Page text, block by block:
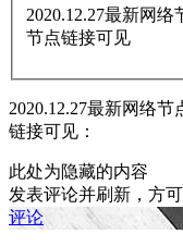
2020.12.27最新网
节点链接可见
2020.12.27最新网络
链接可见：
此处为隐藏的内容
发表评论并刷新，方可
评论